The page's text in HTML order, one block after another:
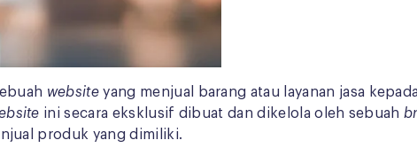
websiteyang menjual barang atau layanan jasa
ini secara eksklusif dibuat dan dikelola oleh sebuah
produk yang dimiliki.